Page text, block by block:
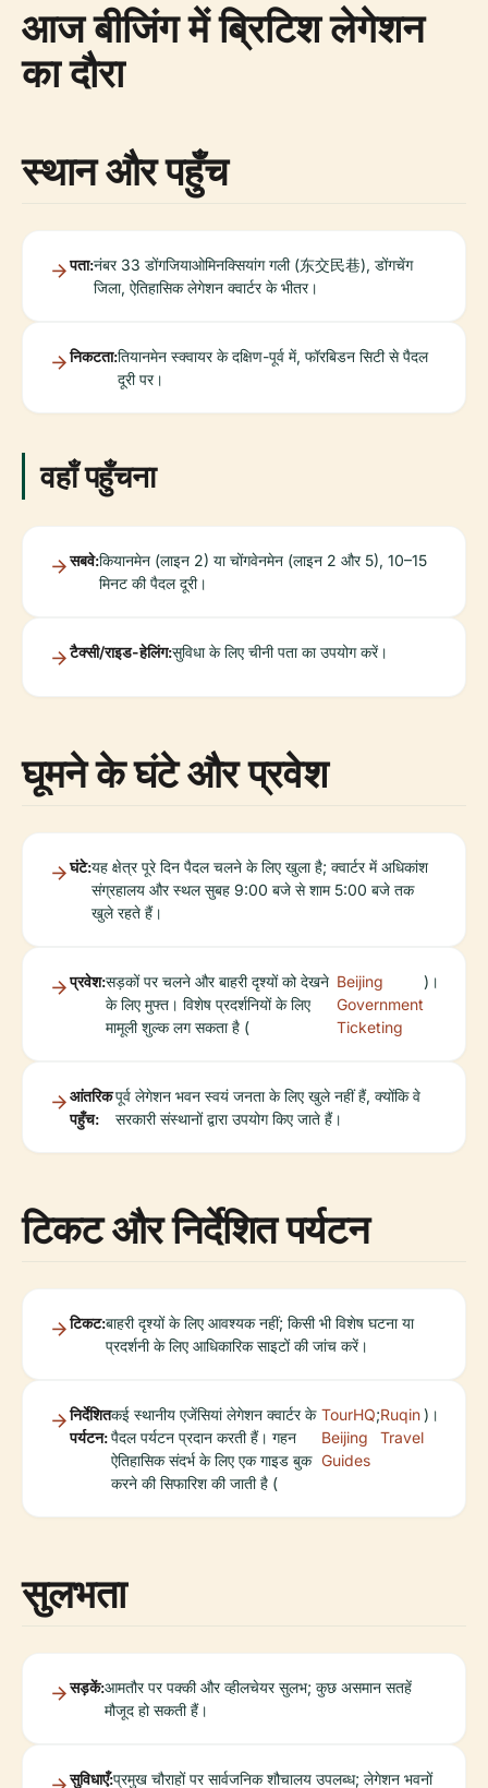
आज बीजिंग में ब्रिटिश लेगेशन
का दौरा
स्थान और पहुँच
पता:नंबर 33 डोंगजियाओमिनक्सियांग गली (东交民巷), डोंगचेंग
जिला, ऐतिहासिक लेगेशन क्वार्टर के भीतर।
निकटता:तियानमेन स्क्वायर के दक्षिण-पूर्व में, फॉरबिडन सिटी से पैदल
दूरी पर।
वहाँ पहुँचना
सबवे:कियानमेन (लाइन 2) या चोंगवेनमेन (लाइन 2 और 5), 10–15
मिनट की पैदल दूरी।
टैक्सी/राइड-हेलिंग:सुविधा के लिए चीनी पता का उपयोग करें।
घूमने के घंटे और प्रवेश
घंटे:यह क्षेत्र पूरे दिन पैदल चलने के लिए खुला है; क्वार्टर में अधिकांश
संग्रहालय और स्थल सुबह 9:00 बजे से शाम 5:00 बजे तक
खुले रहते हैं।
प्रवेश:सड़कों पर चलने और बाहरी दृश्यों को देखने
के लिए मुफ्त। विशेष प्रदर्शनियों के लिए
मामूली शुल्क लग सकता है (
Beijing
Government
Ticketing
)।
आंतरिक
पहुँच:
पूर्व लेगेशन भवन स्वयं जनता के लिए खुले नहीं हैं, क्योंकि वे
सरकारी संस्थानों द्वारा उपयोग किए जाते हैं।
टिकट और निर्देशित पर्यटन
टिकट:बाहरी दृश्यों के लिए आवश्यक नहीं; किसी भी विशेष घटना या
प्रदर्शनी के लिए आधिकारिक साइटों की जांच करें।
निर्देशित
पर्यटन:
कई स्थानीय एजेंसियां लेगेशन क्वार्टर के
पैदल पर्यटन प्रदान करती हैं। गहन
ऐतिहासिक संदर्भ के लिए एक गाइड बुक
करने की सिफारिश की जाती है (
TourHQ
Beijing
Guides
;Ruqin
Travel
)।
सुलभता
सड़कें:आमतौर पर पक्की और व्हीलचेयर सुलभ; कुछ असमान सतहें
मौजूद हो सकती हैं।
सुविधाएँ:प्रमुख चौराहों पर सार्वजनिक शौचालय उपलब्ध; लेगेशन भवनों